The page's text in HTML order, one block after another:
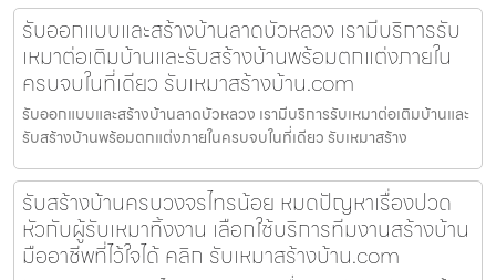
รับออกแบบและสร้างบ้านลาดบัวหลวง เรามีบริการรับ
เหมาต่อเติมบ้านและรับสร้างบ้านพร้อมตกแต่งภายใน
ครบจบในที่เดียว รับเหมาสร้างบ้าน.com
รับออกแบบและสร้างบ้านลาดบัวหลวง เรามีบริการรับเหมาต่อเติมบ้านและ
รับสร้างบ้านพร้อมตกแต่งภายในครบจบในที่เดียว รับเหมาสร้าง
รับสร้างบ้านครบวงจรไทรน้อย หมดปัญหาเรื่องปวด
หัวกับผู้รับเหมาทิ้งงาน เลือกใช้บริการทีมงานสร้างบ้าน
มืออาชีพที่ไว้ใจได้ คลิก รับเหมาสร้างบ้าน.com